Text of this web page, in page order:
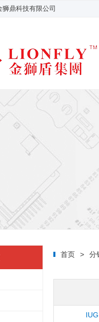
鼎科技有限公司
首页 > 分